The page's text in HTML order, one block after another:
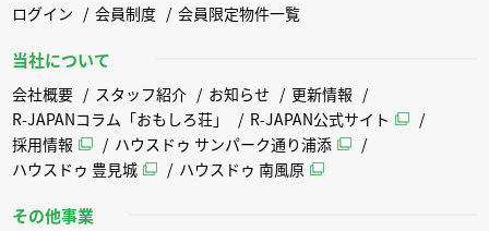
ログイン 会員制度 会員限定物件一覧
当社について
会社概要 スタッフ紹介 お知らせ
更新情報
R-JAPANコラム「おもしろ荘」
R-JAPAN公式サイト
採用情報
ハウスドゥ サンパーク通り浦添
ハウスドゥ 豊見城
ハウスドゥ 南風原
その他事業